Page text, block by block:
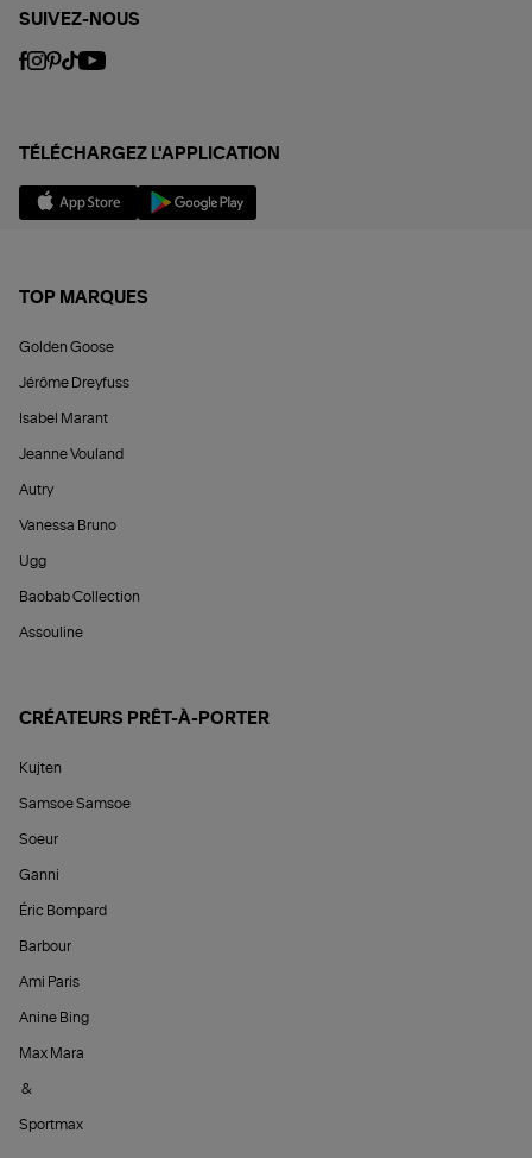
SUIVEZ-NOUS
TÉLÉCHARGEZ L'APPLICATION
TOP MARQUES
Golden Goose
Jérôme Dreyfuss
Isabel Marant
Jeanne Vouland
Autry
Vanessa Bruno
Ugg
Baobab Collection
Assouline
CRÉATEURS PRÊT-À-PORTER
Kujten
Samsoe Samsoe
Soeur
Ganni
Éric Bompard
Barbour
Ami Paris
Anine Bing
Max Mara
&
Sportmax